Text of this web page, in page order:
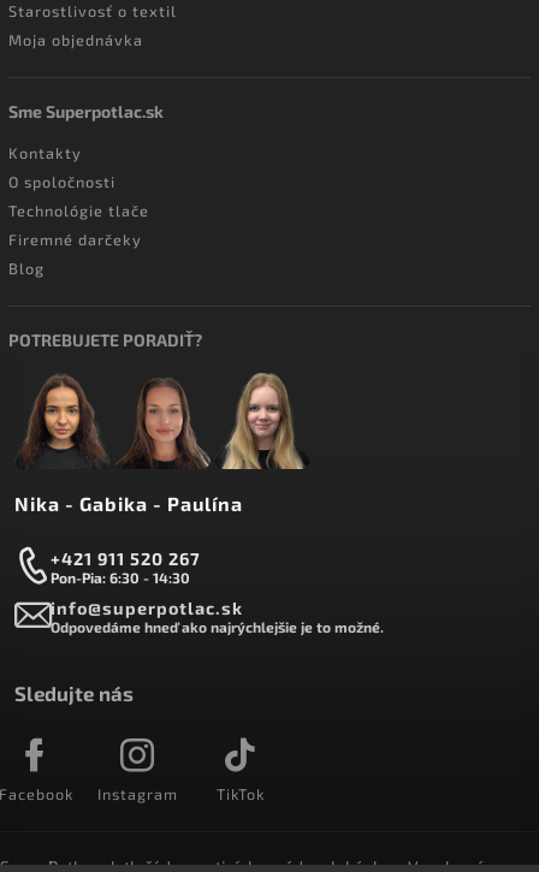
Starostlivosť o textil
Moja objednávka
Sme Superpotlac.sk
Kontakty
O spoločnosti
Technológie tlače
Firemné darčeky
Blog
POTREBUJETE PORADIŤ?
Nika - Gabika - Paulína
+421 911 520 267
Pon-Pia: 6:30 - 14:30
info@superpotlac.sk
Odpovedáme hneď ako najrýchlejšie je to možné.
Sledujte nás
Instagram TikTok
SuperPotlac.sk tlačí denne tisícky módnych kúskov. Vyrobené na